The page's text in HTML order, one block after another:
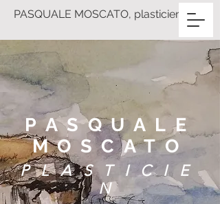
PASQUALE MOSCATO, plasticien
PASQUALE
MOSCATO
PLASTICIE
N